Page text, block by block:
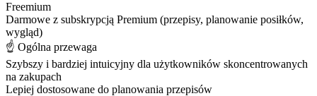
Freemium
Darmowe z subskrypcją Premium (przepisy, planowanie posiłków,
wygląd)
☝️ Ogólna przewaga
Szybszy i bardziej intuicyjny dla użytkowników skoncentrowanych
na zakupach
Lepiej dostosowane do planowania przepisów